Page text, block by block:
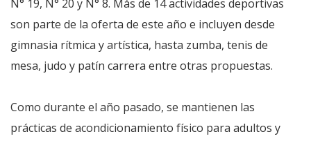
N° 19, N° 20 y N° 8. Más de 14 actividades deportivas
son parte de la oferta de este año e incluyen desde
gimnasia rítmica y artística, hasta zumba, tenis de
mesa, judo y patín carrera entre otras propuestas.
Como durante el año pasado, se mantienen las
prácticas de acondicionamiento físico para adultos y